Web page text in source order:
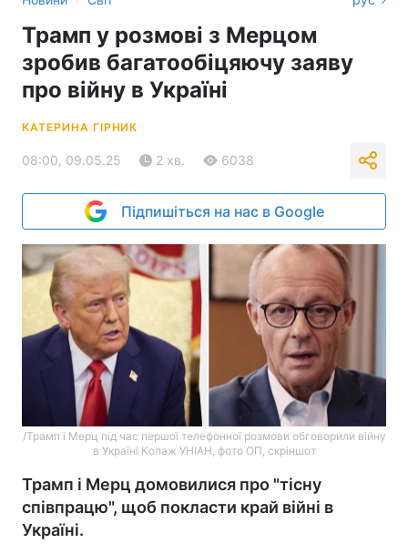
Трамп у розмові з Мерцом
зробив багатообіцяючу заяву
про війну в Україні
КАТЕРИНА ГІРНИК
08:00, 09.05.25 2 хв. 6038
Підпишіться на нас в Google
/Трамп і Мерц під час першої телефонної розмови обговорили війну
в Україні Колаж УНІАН, фото ОП, скріншот
Трамп і Мерц домовилися про "тісну
співпрацю", щоб покласти край війні в
Україні.